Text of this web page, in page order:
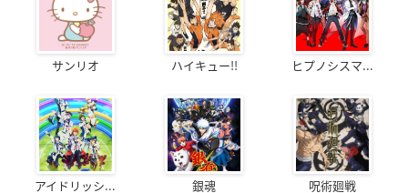
サンリオ ハイキュー!! ヒプノシスマ...
アイドリッシ... 銀魂 呪術廻戦